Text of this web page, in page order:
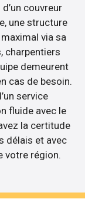
couvreur
une structure
via sa
charpentiers
demeurent
cas de besoin.
service
fluide avec le
la certitude
délais et avec
votre région.